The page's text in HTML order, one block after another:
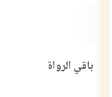
باقي الرواة